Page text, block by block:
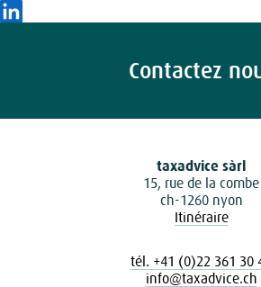
Contactez
taxadvice sàrl
15, rue de la combe
ch-1260 nyon
Itinéraire
tél. +41 (0)22 361 30
info@taxadvice.ch